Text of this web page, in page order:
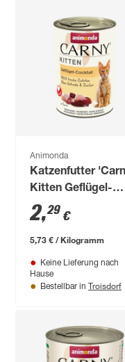
Animonda
Katzenfutter
Kitten Geflügel-
Cocktail 400 g
2,29 €
5,73 € / Kilogramm
Keine Lieferung nach
Hause
Bestellbar in Troisdorf